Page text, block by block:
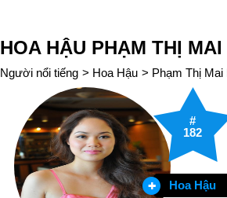
HOA HẬU PHẠM THỊ
Người nổi tiếng > Hoa Hậu > Phạm Thị
#
182
Hoa Hậu